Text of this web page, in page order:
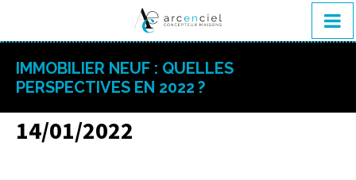
IMMOBILIER NEUF : QUELLES
PERSPECTIVES EN 2022 ?
14/01/2022